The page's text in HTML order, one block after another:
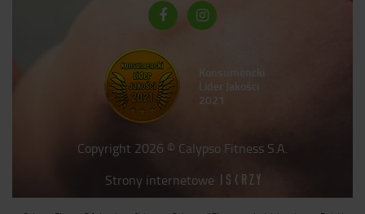
Konsumencki
Lider Jakości
2021
Copyright 2026 © Calypso Fitness S.A.
Strony internetowe